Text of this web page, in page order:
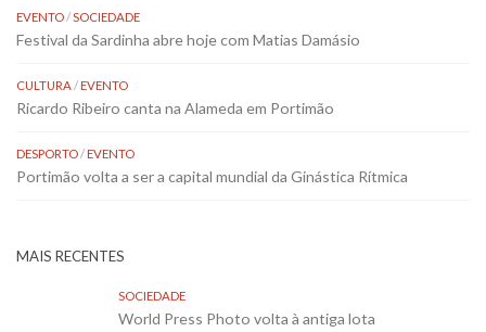
EVENTO/SOCIEDADE
Festival da Sardinha abre hoje com Matias Damásio
CULTURA/EVENTO
Ricardo Ribeiro canta na Alameda em Portimão
DESPORTO/EVENTO
Portimão volta a ser a capital mundial da Ginástica Rítmica
MAIS RECENTES
SOCIEDADE
World Press Photo volta à antiga lota